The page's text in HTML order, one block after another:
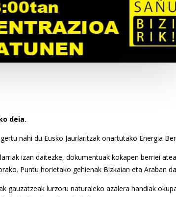
deia.
nahi du Eusko Jaurlaritzak onartutako Energia
izan daitezke, dokumentuak kokapen berriei
Puntu horietako gehienak Bizkaian eta Araban
gauzatzeak lurzoru naturaleko azalera handiak